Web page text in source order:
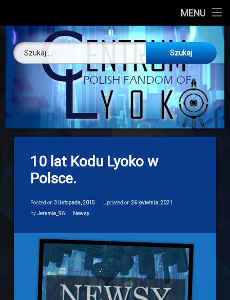
MENU
About us
O nas
Artykuły
Discord
Drogowskaz
Download
Skip
content
Centrum
Szukaj:
10 lat Kodu Lyoko w
Polsce.
Posted on3 listopada, 2015 Updated on26 kwietnia, 2021
byJeremie_96 Categories:
Newsy